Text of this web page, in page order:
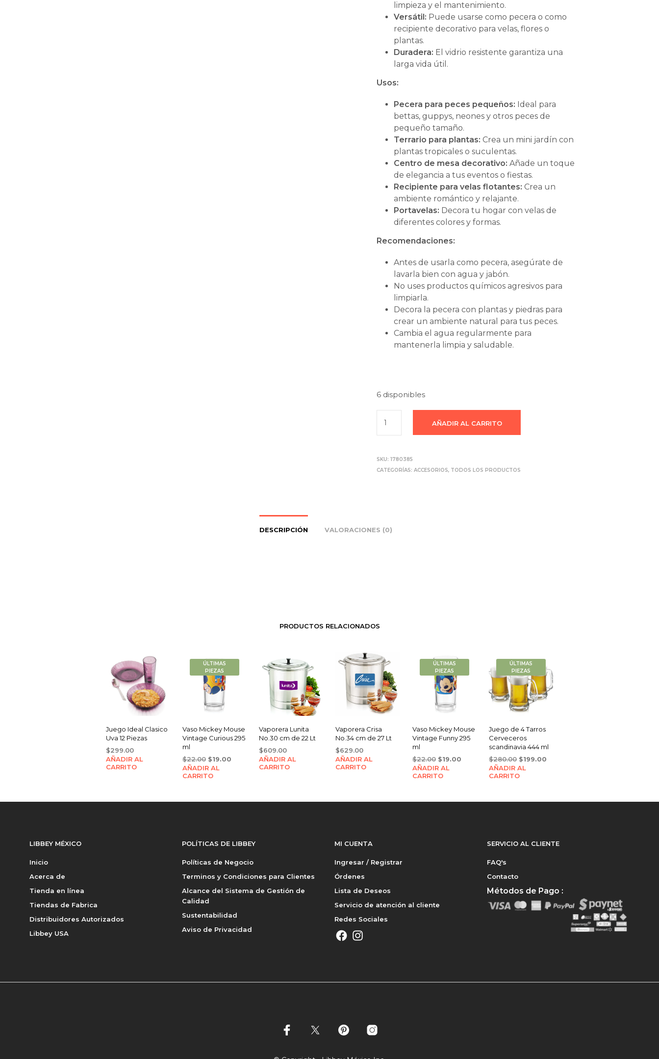
limpieza y el mantenimiento.
Versátil: Puede usarse como pecera o como
recipiente decorativo para velas, flores o
plantas.
Duradera: El vidrio resistente garantiza una
larga vida útil.
Usos:
Pecera para peces pequeños: Ideal para
bettas, guppys, neones y otros peces de
pequeño tamaño.
Terrario para plantas: Crea un mini jardín con
plantas tropicales o suculentas.
Centro de mesa decorativo: Añade un toque
de elegancia a tus eventos o fiestas.
Recipiente para velas flotantes: Crea un
ambiente romántico y relajante.
Portavelas: Decora tu hogar con velas de
diferentes colores y formas.
Recomendaciones:
Antes de usarla como pecera, asegúrate de
lavarla bien con agua y jabón.
No uses productos químicos agresivos para
limpiarla.
Decora la pecera con plantas y piedras para
crear un ambiente natural para tus peces.
Cambia el agua regularmente para
mantenerla limpia y saludable.
6 disponibles
AÑADIR AL CARRITO
SKU:1780385
CATEGORÍAS:ACCESORIOS, TODOS LOS PRODUCTOS
DESCRIPCIÓN VALORACIONES (0)
PRODUCTOS RELACIONADOS
Juego Ideal Clasico
Uva 12 Piezas
$299.00
AÑADIR AL
CARRITO
ÚLTIMAS
PIEZAS
Vaso Mickey Mouse
Vintage Curious 295
ml
$22.00 Original
price
was:
$19.00Current
AÑADIR AL
CARRITO
Vaporera Lunita
No.30 cm de 22 Lt
$609.00
AÑADIR AL
CARRITO
Vaporera Crisa
No.34 cm de 27 Lt
$629.00
AÑADIR AL
CARRITO
ÚLTIMAS
PIEZAS
Vaso Mickey Mouse
Vintage Funny 295
ml
$22.00 Original
price
was:
$19.00Current
AÑADIR AL
CARRITO
ÚLTIMAS
PIEZAS
Juego de 4 Tarros
Cerveceros
scandinavia 444 ml
$280.00 Original
price
was:
$199.00
AÑADIR AL
CARRITO
LIBBEY MÉXICO
Inicio
Acerca de
Tienda en línea
Tiendas de Fabrica
Distribuidores Autorizados
Libbey USA
POLÍTICAS DE LIBBEY
Políticas de Negocio
Terminos y Condiciones para Clientes
Alcance del Sistema de Gestión de
Calidad
Sustentabilidad
Aviso de Privacidad
MI CUENTA
Ingresar / Registrar
Órdenes
Lista de Deseos
Servicio de atención al cliente
Redes Sociales
SERVICIO AL CLIENTE
FAQ's
Contacto
Métodos de Pago :